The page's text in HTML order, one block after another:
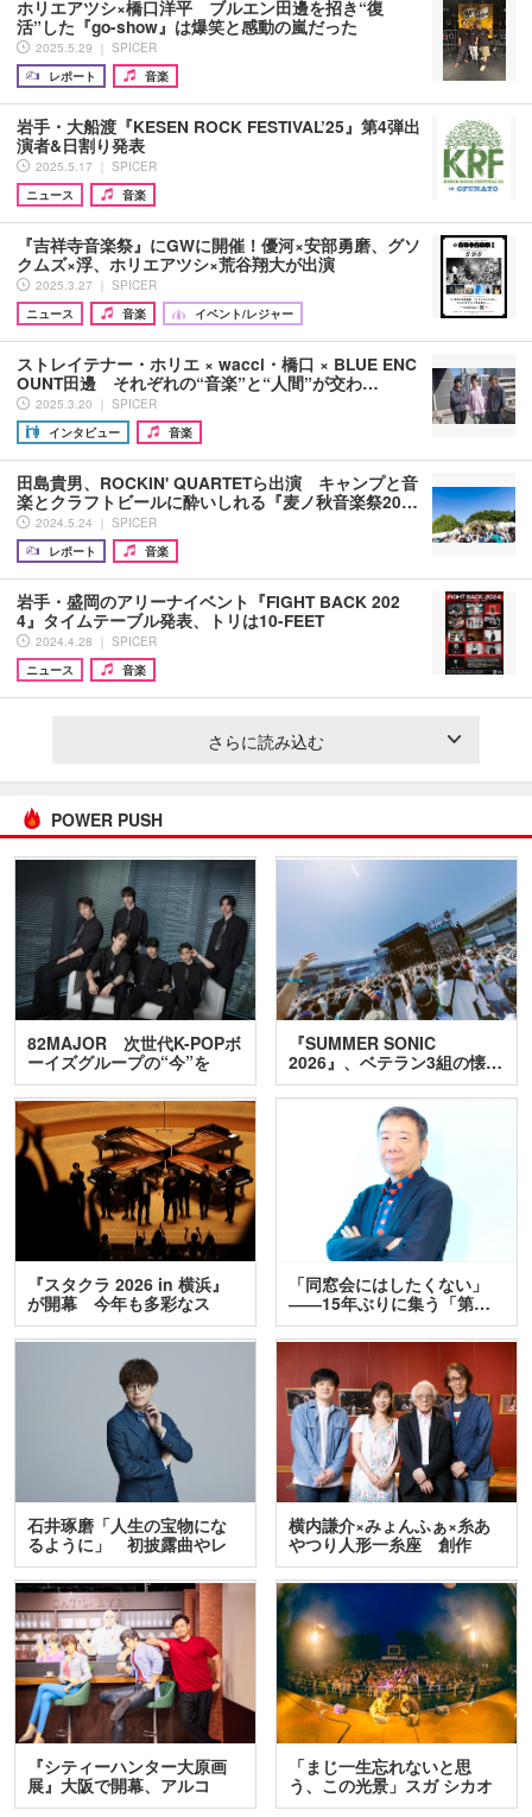
ホリエアツシ×橋口洋平 ブルエン田邊を招き“復
活”した『go-show』は爆笑と感動の嵐だった
2025.5.29 ｜ SPICER
レポート
音楽
岩手・大船渡『KESEN ROCK FESTIVAL’25』第4弾出
演者&日割り発表
2025.5.17 ｜ SPICER
ニュース
音楽
『吉祥寺音楽祭』にGWに開催！優河×安部勇磨、グソ
クムズ×浮、ホリエアツシ×荒谷翔大が出演
2025.3.27 ｜ SPICER
ニュース
音楽 イベント/レジャー
ストレイテナー・ホリエ × wacci・橋口 × BLUE ENC
OUNT田邊 それぞれの“音楽”と“人間”が交わ…
2025.3.20 ｜ SPICER
インタビュー
音楽
田島貴男、ROCKIN' QUARTETら出演 キャンプと音
楽とクラフトビールに酔いしれる『麦ノ秋音楽祭20…
2024.5.24 ｜ SPICER
レポート
音楽
岩手・盛岡のアリーナイベント『FIGHT BACK 202
4』タイムテーブル発表、トリは10-FEET
2024.4.28 ｜ SPICER
ニュース
音楽
さらに読み込む
POWER PUSH
82MAJOR 次世代K-POPボ
ーイズグループの“今”を
訊…
『SUMMER SONIC
2026』、ベテラン3組の懐…
『スタクラ 2026 in 横浜』
が開幕 今年も多彩なス
テ…
「同窓会にはしたくない」
――15年ぶりに集う「第…
石井琢磨「人生の宝物にな
るように」 初披露曲やレ
ア…
横内謙介×みょんふぁ×糸あ
やつり人形一糸座 創作
人…
『シティーハンター大原画
展』大阪で開幕、アルコ
＆…
「まじ一生忘れないと思
う、この光景」スガ シカオ
と…